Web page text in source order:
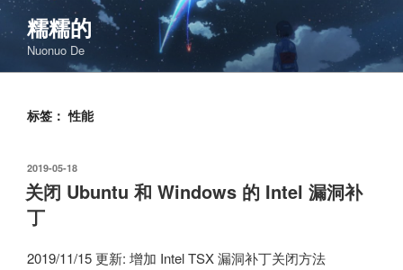
跳
至
容
糯糯的
Nuonuo De
标签：性能
发
布
于
2019-05-18
关闭 Ubuntu 和 Windows 的 Intel 漏洞补
丁
2019/11/15 更新: 增加 Intel TSX 漏洞补丁关闭方法